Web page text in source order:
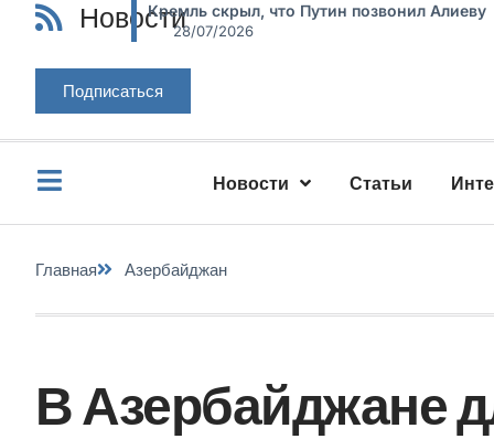
НовостиКремль скрыл, что Путин позвонил Алиеву
28/07/2026
Подписаться
Новости Статьи
Главная Азербайджан
В Азербайджане